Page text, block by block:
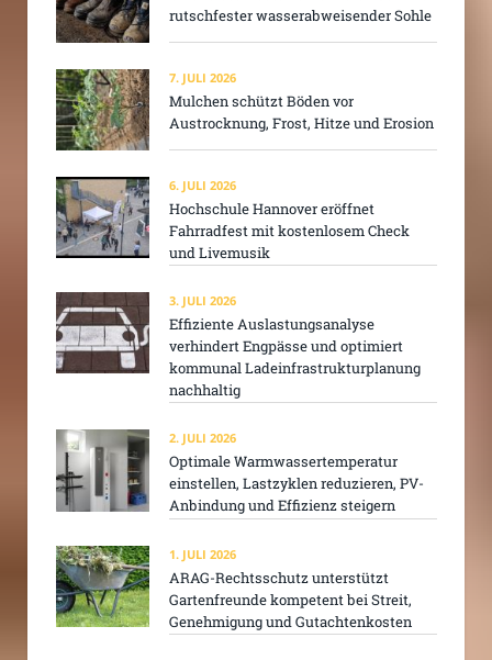
rutschfester wasserabweisender Sohle
7. JULI 2026
Mulchen schützt Böden vor
Austrocknung, Frost, Hitze und Erosion
6. JULI 2026
Hochschule Hannover eröffnet
Fahrradfest mit kostenlosem Check
und Livemusik
3. JULI 2026
Effiziente Auslastungsanalyse
verhindert Engpässe und optimiert
kommunal Ladeinfrastrukturplanung
nachhaltig
2. JULI 2026
Optimale Warmwassertemperatur
einstellen, Lastzyklen reduzieren, PV-
Anbindung und Effizienz steigern
1. JULI 2026
ARAG-Rechtsschutz unterstützt
Gartenfreunde kompetent bei Streit,
Genehmigung und Gutachtenkosten